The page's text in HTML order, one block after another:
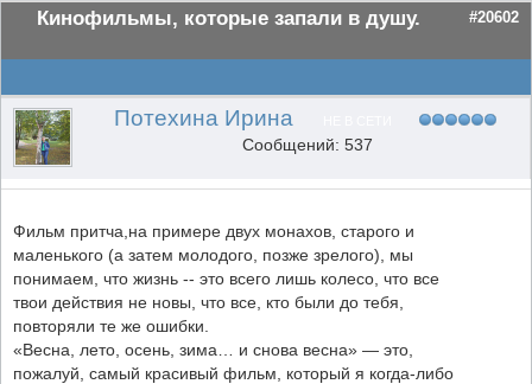
Кинофильмы, которые запали в душу. #20602
Потехина Ирина
Сообщений: 537
Фильм притча,на примере двух монахов, старого и
маленького (а затем молодого, позже зрелого), мы
понимаем, что жизнь -- это всего лишь колесо, что все
твои действия не новы, что все, кто были до тебя,
повторяли те же ошибки.
«Весна, лето, осень, зима… и снова весна» — это,
пожалуй, самый красивый фильм, который я когда-либо